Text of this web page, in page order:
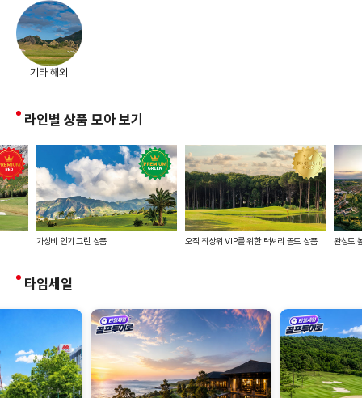
기타 해외
라인별 상품 모아 보기
가성비 인기 그린 상품 오직 최상위 VIP를 위한 럭셔리 골드 상품 완성도
타임세일